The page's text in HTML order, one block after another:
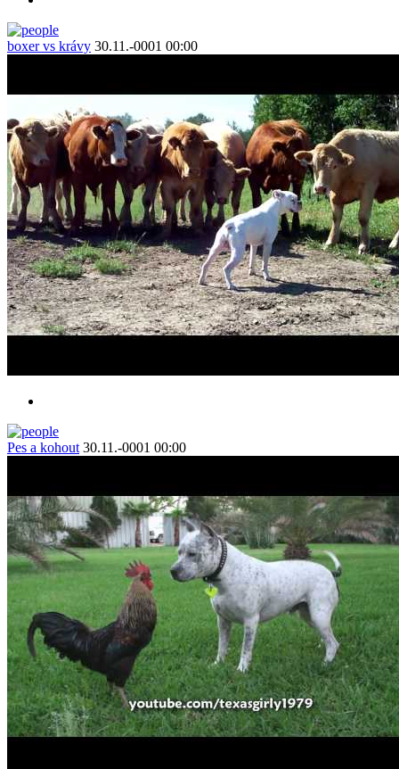
boxer vs krávy 30.11.-0001 00:00
Pes a kohout 30.11.-0001 00:00